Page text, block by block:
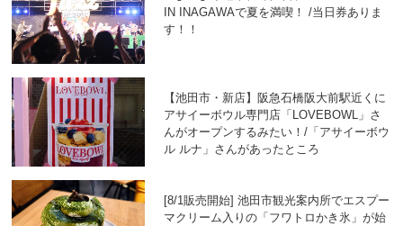
IN INAGAWAで夏を満喫！ /当日券ありま
す！！
【池田市・新店】阪急石橋阪大前駅近くに
アサイーボウル専門店「LOVEBOWL」さ
んがオープンするみたい！/「アサイーボウ
ル ルナ」さんがあったところ
[8/1販売開始] 池田市観光案内所でエスプー
マクリーム入りの「フワトロかき氷」が始